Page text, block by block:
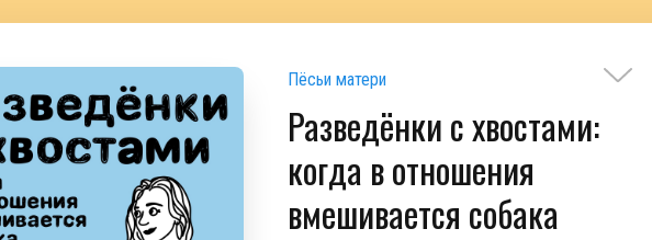
Пёсьи матери
Разведёнки с хвостами:
когда в отношения
вмешивается собака